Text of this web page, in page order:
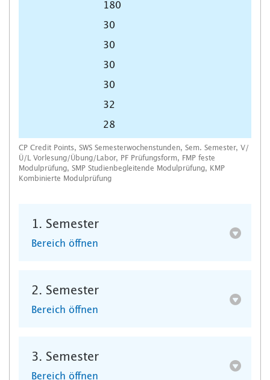
CP Credit Points, SWS Semesterwochenstunden, Sem. Semester, V/
Ü/L Vorlesung/Übung/Labor, PF Prüfungsform, FMP feste
Modulprüfung, SMP Studienbegleitende Modulprüfung, KMP
Kombinierte Modulprüfung
180
30
30
30
30
32
28
1. Semester
Bereich öffnen
2. Semester
Bereich öffnen
3. Semester
Bereich öffnen